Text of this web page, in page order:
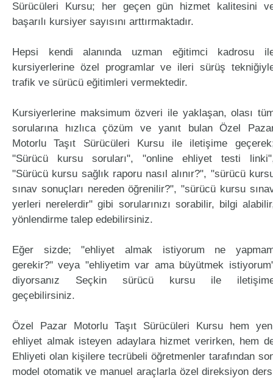
Sürücüleri Kursu; her geçen gün hizmet kalitesini
başarılı kursiyer sayısını arttırmaktadır.
Hepsi kendi alanında uzman eğitimci kadrosu
kursiyerlerine özel programlar ve ileri sürüş
trafik ve sürücü eğitimleri vermektedir.
Kursiyerlerine maksimum özveri ile yaklaşan, olası
sorularına hızlıca çözüm ve yanıt bulan Özel
Motorlu Taşıt Sürücüleri Kursu ile iletişime
"Sürücü kursu soruları", "online ehliyet testi
"Sürücü kursu sağlık raporu nasıl alınır?", "sürücü
sınav sonuçları nereden öğrenilir?", "sürücü kursu
yerleri nerelerdir" gibi sorularınızı sorabilir, bilgi
yönlendirme talep edebilirsiniz.
Eğer sizde; "ehliyet almak istiyorum ne
gerekir?" veya "ehliyetim var ama büyütmek
diyorsanız Seçkin sürücü kursu ile
geçebilirsiniz.
Özel Pazar Motorlu Taşıt Sürücüleri Kursu hem
ehliyet almak isteyen adaylara hizmet verirken, hem
Ehliyeti olan kişilere tecrübeli öğretmenler tarafından
model otomatik ve manuel araçlarla özel direksiyon